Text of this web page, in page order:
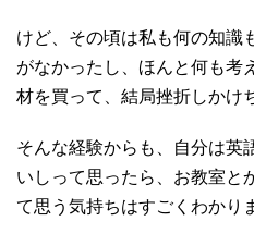
けど、その頃は私も何の知識
がなかったし、ほんと何も考
材を買って、結局挫折しかけ
そんな経験からも、自分は英
いしって思ったら、お教室と
て思う気持ちはすごくわかり